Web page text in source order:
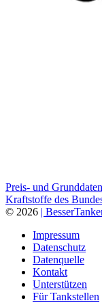
Preis- und
Kraftstoffe des
© 2026 |
Impressum
Datenschutz
Datenquelle
Kontakt
Unterstützen
Für Tankstellen